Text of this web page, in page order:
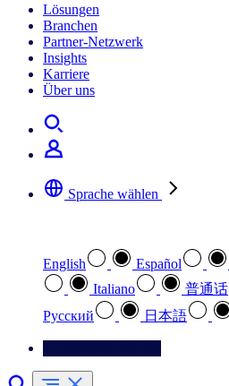
Lösungen
Branchen
Partner-Netzwerk
Insights
Karriere
Über uns
Sprache wählen
English Español
Italiano
普通话
Pусский
日本語